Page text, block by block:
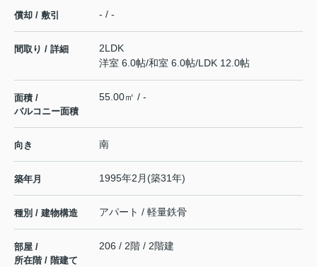
償却 / 敷引 - / -
間取り / 詳細
2LDK
洋室 6.0帖/和室 6.0帖/LDK 12.0帖
面積 /
バルコニー面積
55.00㎡ / -
向き 南
築年月 1995年2月(築31年)
種別 / 建物構造 アパート / 軽量鉄骨
部屋 /
所在階 / 階建て
206 / 2階 / 2階建